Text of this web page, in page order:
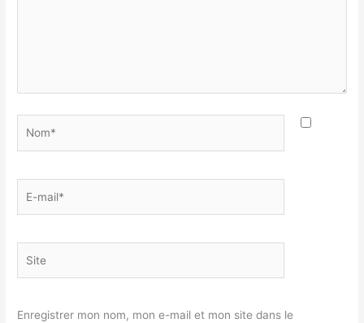
mail*
Enregistrer mon nom, mon e-mail et mon site dans le